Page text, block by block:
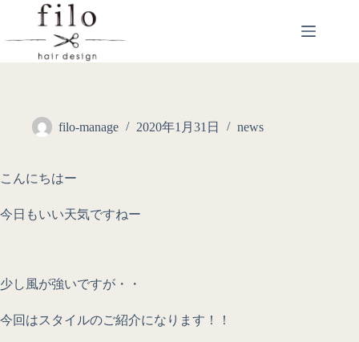
filo-manage 2020年1月31日 news
こんにちはー
今日もいい天気ですねー
少し風が強いですが・・
今回はスタイルのご紹介になります！！